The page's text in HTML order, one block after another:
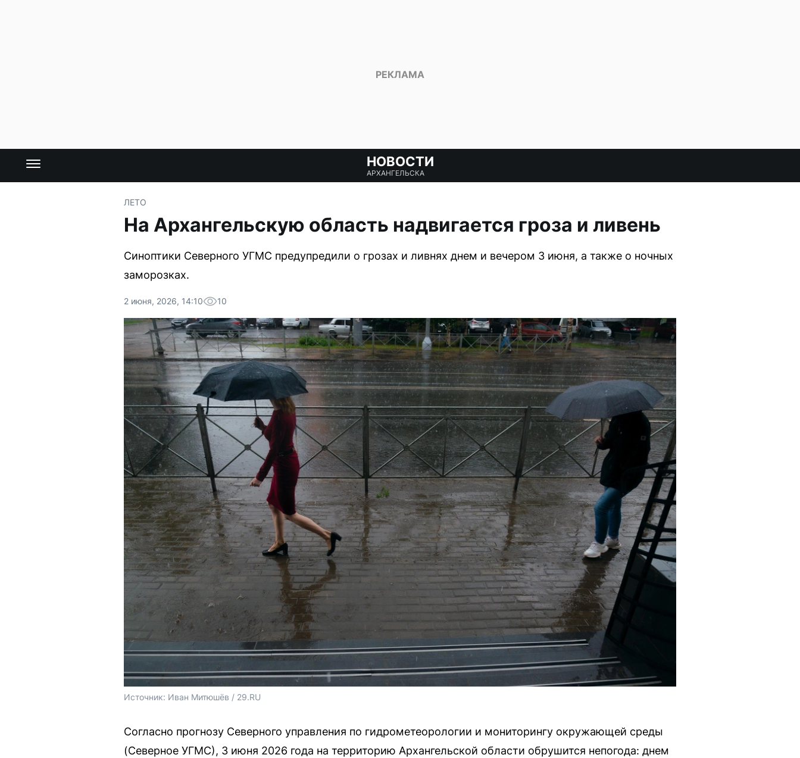
НОВОСТИ
АРХАНГЕЛЬСКА
ЛЕТО
На Архангельскую область надвигается гроза и ливень
Синоптики Северного УГМС предупредили о грозах и ливнях днем и вечером 3 июня, а также о ночных
заморозках.
2 июня, 2026, 14:10 10
Источник: Иван Митюшёв / 29.RU
Согласно прогнозу Северного управления по гидрометеорологии и мониторингу окружающей среды
(Северное УГМС), 3 июня 2026 года на территорию Архангельской области обрушится непогода: днем